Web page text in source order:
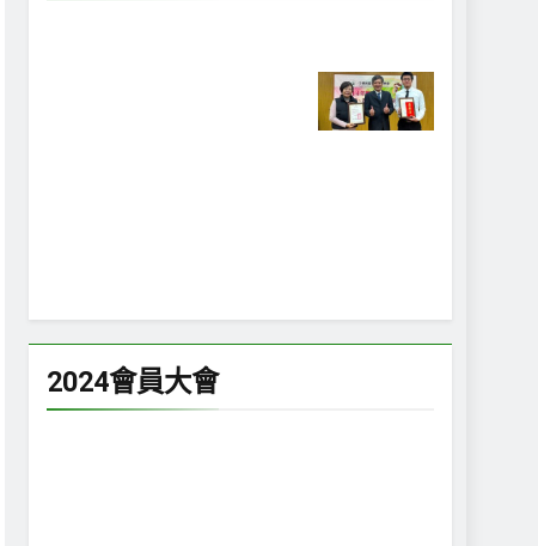
2024會員大會